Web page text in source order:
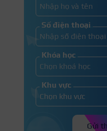
Số điện thoại
Khóa học
Khu vực
Gửi